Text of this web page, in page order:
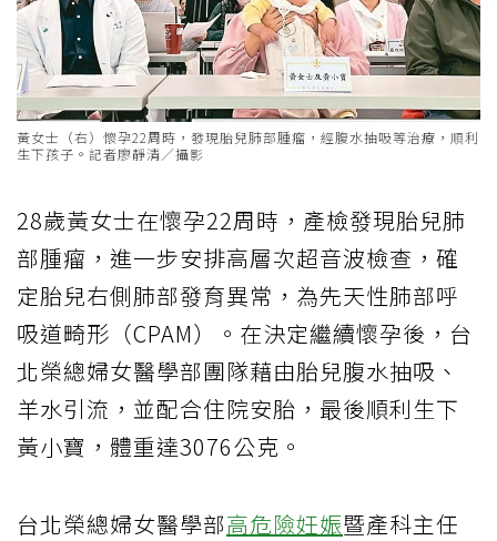
黃女士（右）懷孕22周時，發現胎兒肺部腫瘤，經腹水抽吸等治療，順利
生下孩子。記者廖靜清／攝影
28歲黃女士在懷孕22周時，產檢發現胎兒肺
部腫瘤，進一步安排高層次超音波檢查，確
定胎兒右側肺部發育異常，為先天性肺部呼
吸道畸形（CPAM）。在決定繼續懷孕後，台
北榮總婦女醫學部團隊藉由胎兒腹水抽吸、
羊水引流，並配合住院安胎，最後順利生下
黃小寶，體重達3076公克。
台北榮總婦女醫學部高危險妊娠暨產科主任